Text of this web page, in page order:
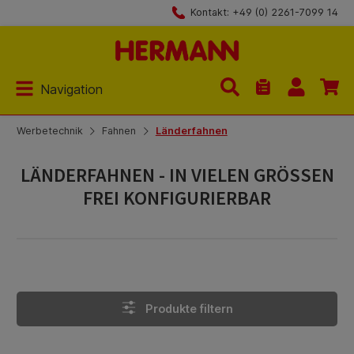
Kontakt: +49 (0) 2261-7099 14
Navigation
Du hast 0
Werbetechnik Fahnen Länderfahnen
LÄNDERFAHNEN - IN VIELEN GRÖSSEN F
REI KONFIGURIERBAR
Produkte filtern